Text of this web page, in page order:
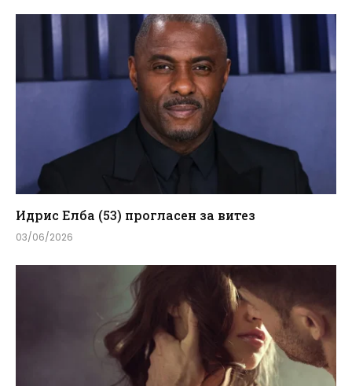
Идрис Елба (53) прогласен за витез
03/06/2026